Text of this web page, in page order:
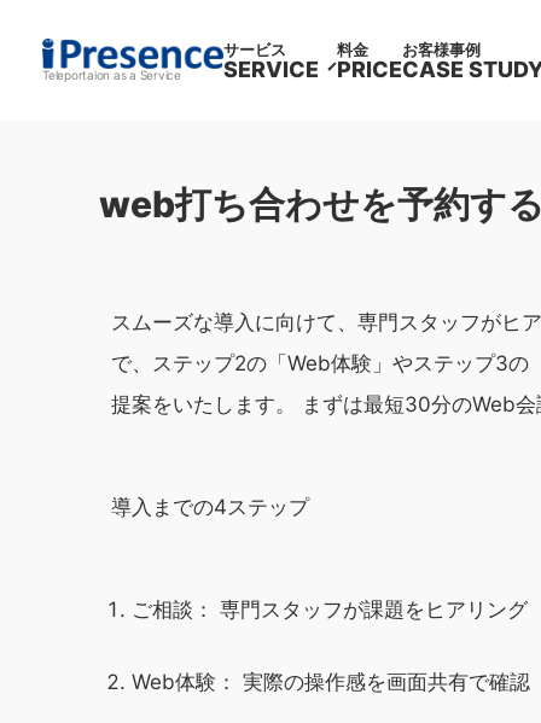
Teleportaion as a Service
サービス
SERVICE
料金
PRICE
お客様事例
CASE
web打ち合わせを予約す
スムーズな導入に向けて、専門スタッフがヒ
で、ステップ2の「Web体験」やステップ3
提案をいたします。 まずは最短30分のWeb
導入までの4ステップ
ご相談： 専門スタッフが課題をヒアリング
Web体験： 実際の操作感を画面共有で確認